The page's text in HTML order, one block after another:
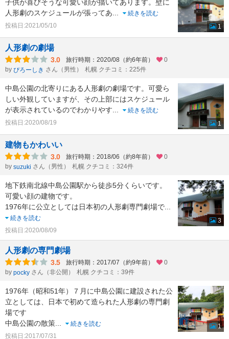
子供が喜びそうな可愛い顔が描いてあります。壁に
人形劇のスケジュールが張ってあ...
続きを読む
投稿日:2021/05/10
1
人形劇の劇場
3.0 旅行時期：2020/08（約6年前）
0
by ぴろーしき さん（男性） 札幌 クチコミ：225件
中島公園の北寄りにある人形劇の劇場です。可愛ら
しい外観していますが、その上部にはスケジュール
が表示されているのでわかりやす...
続きを読む
投稿日:2020/08/19
1
建物もかわいい
3.0 旅行時期：2018/06（約8年前）
0
by suzuki さん（男性） 札幌 クチコミ：324件
地下鉄南北線中島公園駅から徒歩5分くらいです。
可愛い顔の建物です。
1976年に公立としては日本初の人形劇専門劇場で...
続きを読む
投稿日:2020/08/09
3
人形劇の専門劇場
3.5 旅行時期：2017/07（約9年前）
0
by pocky さん（非公開） 札幌 クチコミ：39件
1976年（昭和51年）７月に中島公園に建設された公
立としては、日本で初めて造られた人形劇の専門劇
場です
中島公園の散策...
続きを読む
投稿日:2017/07/31
1